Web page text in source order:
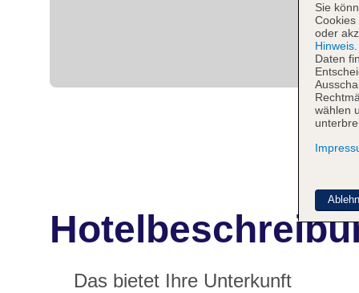
Das bietet Ihre Unterkunft
Sie
Cookies
oder
Hinweis
Daten
wählen